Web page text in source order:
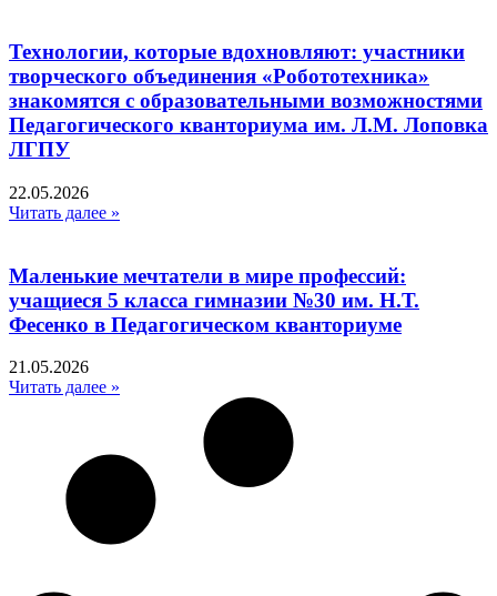
Технологии, которые вдохновляют: участники
творческого объединения «Робототехника»
знакомятся с образовательными возможностями
Педагогического кванториума им. Л.М. Лоповка
ЛГПУ
22.05.2026
Читать далее »
Маленькие мечтатели в мире профессий:
учащиеся 5 класса гимназии №30 им. Н.Т.
Фесенко в Педагогическом кванториуме
21.05.2026
Читать далее »